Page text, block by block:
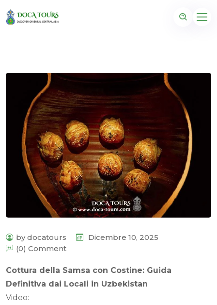
by docatours
Dicembre 10, 2025
(0) Comment
Cottura della Samsa con Costine: Guida
Definitiva dai Locali in Uzbekistan
Video: